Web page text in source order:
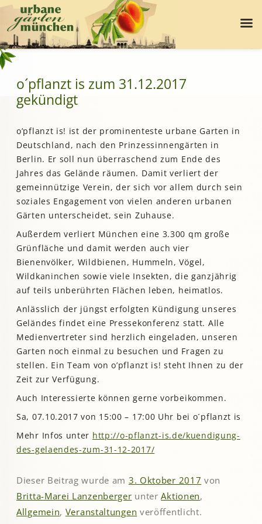
o´pflanzt is zum 31.12.2017
gekündigt
o’pflanzt is! ist der prominenteste urbane Garten in
Deutschland, nach den Prinzessinnengärten in
Berlin. Er soll nun überraschend zum Ende des
Jahres das Gelände räumen. Damit verliert der
gemeinnützige Verein, der sich vor allem durch sein
soziales Engagement von vielen anderen urbanen
Gärten unterscheidet, sein Zuhause.
Außerdem verliert München eine 3.300 qm große
Grünfläche und damit werden auch vier
Bienenvölker, Wildbienen, Hummeln, Vögel,
Wildkaninchen sowie viele Insekten, die ganzjährig
auf teils unberührten Flächen leben, heimatlos.
Anlässlich der jüngst erfolgten Kündigung unseres
Geländes findet eine Pressekonferenz statt. Alle
Medienvertreter sind herzlich eingeladen, unseren
Garten noch einmal zu besuchen und Fragen zu
stellen. Ein Team von o’pflanzt is! steht Ihnen zu der
Zeit zur Verfügung.
Auch Interessierte können gerne vorbeikommen.
Sa, 07.10.2017 von 15:00 – 17:00 Uhr bei o´pflanzt is
Mehr Infos unter http://o-pflanzt-is.de/kuendigung-
des-gelaendes-zum-31-12-2017/
Dieser Beitrag wurde am 3. Oktober 2017 von
Britta-Marei Lanzenberger unterAktionen,
Allgemein, Veranstaltungen veröffentlicht.